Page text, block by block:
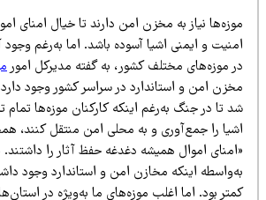
نیاز به مخزن امن دارند تا خیال امنای اموال و
و ایمنی اشیا آسوده باشد. اما به‌رغم وجود آثار
موزه‌های مختلف کشور، به گفته مدیرکل امور
امن و استاندارد در سراسر کشور وجود دارد.
تا در جنگ به‌رغم اینکه کارکنان موزه‌ها تمام
را جمع‌آوری و به محلی امن منتقل کنند، همچنان
اموال همیشه دغدغه حفظ آثار را داشتند. در
اینکه مخازن امن و استاندارد وجود داشت،
بود. اما اغلب موزه‌های ما به‌ویژه در استان‌ها